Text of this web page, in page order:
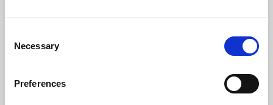
Selection
Necessary
Preferences
M
COMPETENZE